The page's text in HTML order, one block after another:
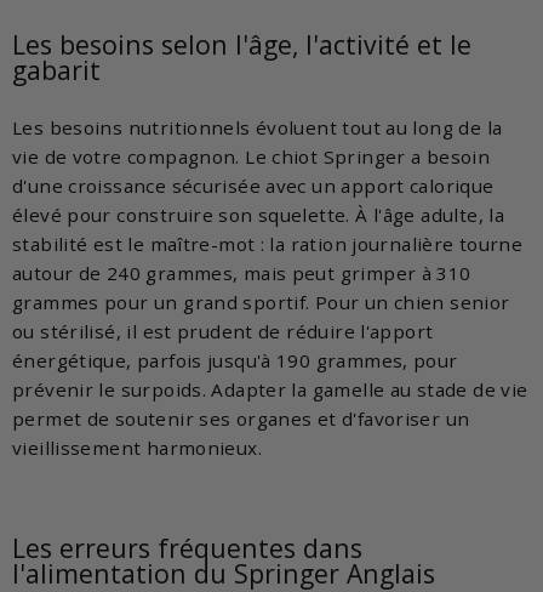
Les besoins selon l'âge, l'activité et le
gabarit
Les besoins nutritionnels évoluent tout au long de la
vie de votre compagnon. Le chiot Springer a besoin
d'une croissance sécurisée avec un apport calorique
élevé pour construire son squelette. À l'âge adulte, la
stabilité est le maître-mot : la ration journalière tourne
autour de 240 grammes, mais peut grimper à 310
grammes pour un grand sportif. Pour un chien senior
ou stérilisé, il est prudent de réduire l'apport
énergétique, parfois jusqu'à 190 grammes, pour
prévenir le surpoids. Adapter la gamelle au stade de vie
permet de soutenir ses organes et d'favoriser un
vieillissement harmonieux.
Les erreurs fréquentes dans
l'alimentation du Springer Anglais